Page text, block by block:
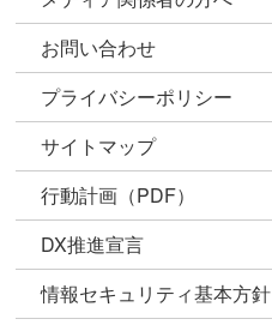
お問い合わせ
プライバシーポリシー
サイトマップ
行動計画（PDF）
DX推進宣言
情報セキュリティ基本方針